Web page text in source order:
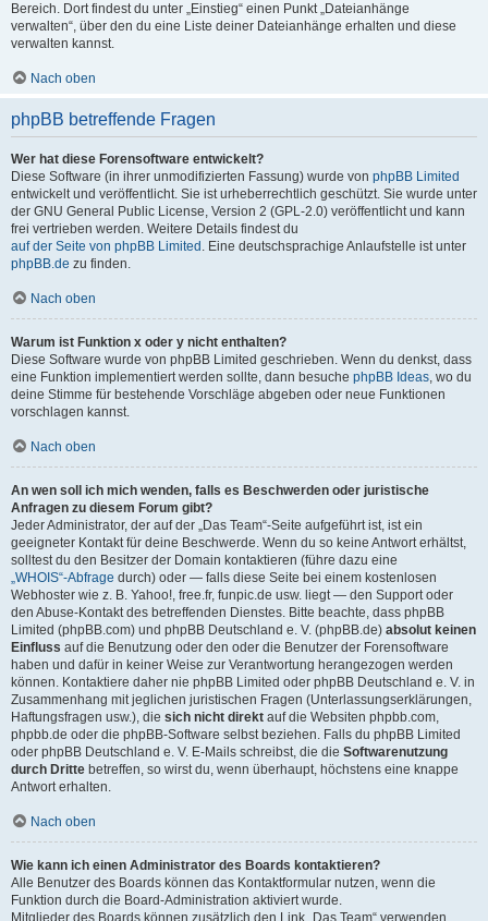
Bereich. Dort findest du unter „Einstieg“ einen Punkt „Dateianhänge
verwalten“, über den du eine Liste deiner Dateianhänge erhalten und diese
verwalten kannst.
Nach oben
phpBB betreffende Fragen
Wer hat diese Forensoftware entwickelt?
Diese Software (in ihrer unmodifizierten Fassung) wurde von phpBB Limited
entwickelt und veröffentlicht. Sie ist urheberrechtlich geschützt. Sie wurde unter
der GNU General Public License, Version 2 (GPL-2.0) veröffentlicht und kann
frei vertrieben werden. Weitere Details findest du
auf der Seite von phpBB Limited . Eine deutschsprachige Anlaufstelle ist unter
phpBB.de zu finden.
Nach oben
Warum ist Funktion x oder y nicht enthalten?
Diese Software wurde von phpBB Limited geschrieben. Wenn du denkst, dass
eine Funktion implementiert werden sollte, dann besuche phpBB Ideas, wo du
deine Stimme für bestehende Vorschläge abgeben oder neue Funktionen
vorschlagen kannst.
Nach oben
An wen soll ich mich wenden, falls es Beschwerden oder juristische
Anfragen zu diesem Forum gibt?
Jeder Administrator, der auf der „Das Team“-Seite aufgeführt ist, ist ein
geeigneter Kontakt für deine Beschwerde. Wenn du so keine Antwort erhältst,
solltest du den Besitzer der Domain kontaktieren (führe dazu eine
„WHOIS“-Abfrage durch) oder — falls diese Seite bei einem kostenlosen
Webhoster wie z. B. Yahoo!, free.fr, funpic.de usw. liegt — den Support oder
den Abuse-Kontakt des betreffenden Dienstes. Bitte beachte, dass phpBB
Limited (phpBB.com) und phpBB Deutschland e. V. (phpBB.de) absolut keinen
Einfluss auf die Benutzung oder den oder die Benutzer der Forensoftware
haben und dafür in keiner Weise zur Verantwortung herangezogen werden
können. Kontaktiere daher nie phpBB Limited oder phpBB Deutschland e. V. in
Zusammenhang mit jeglichen juristischen Fragen (Unterlassungserklärungen,
Haftungsfragen usw.), die sich nicht direkt auf die Websiten phpbb.com,
phpbb.de oder die phpBB-Software selbst beziehen. Falls du phpBB Limited
oder phpBB Deutschland e. V. E-Mails schreibst, die die Softwarenutzung
durch Dritte betreffen, so wirst du, wenn überhaupt, höchstens eine knappe
Antwort erhalten.
Nach oben
Wie kann ich einen Administrator des Boards kontaktieren?
Alle Benutzer des Boards können das Kontaktformular nutzen, wenn die
Funktion durch die Board-Administration aktiviert wurde.
Mitglieder des Boards können zusätzlich den Link „Das Team“ verwenden.